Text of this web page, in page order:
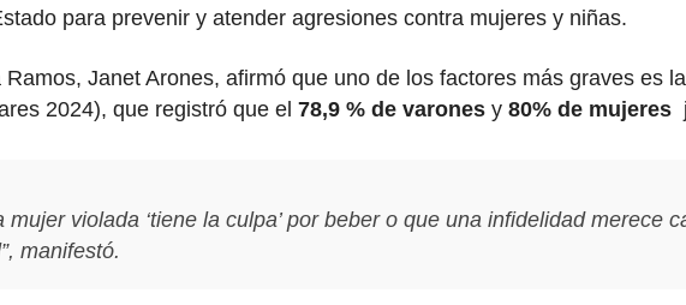
para prevenir y atender agresiones contra mujeres y niñas.
Janet Arones, afirmó que uno de los factores más graves es
2024), que registró que el 78,9 % de varones y 80% de mujeres
violada ‘tiene la culpa’ por beber o que una infidelidad
manifestó.